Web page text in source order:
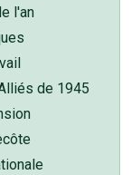
l'an
de 1945